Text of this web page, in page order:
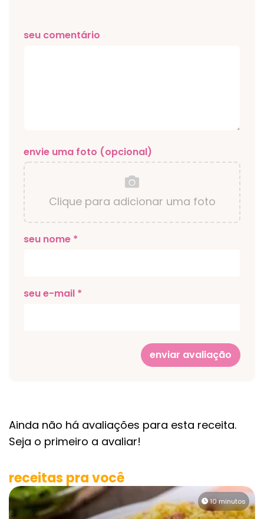
seu comentário
envie uma foto (opcional)
Clique para adicionar uma foto
seu nome *
seu e-mail *
enviar avaliação
Ainda não há avaliações para esta receita.
Seja o primeiro a avaliar!
receitas pra você
10 minutos